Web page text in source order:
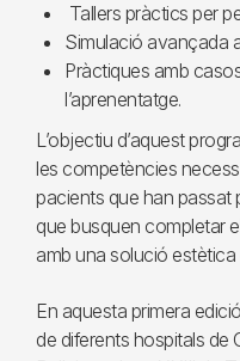
Tallers pràctics per
Simulació avançada
Pràctiques amb
l’aprenentatge.
L’objectiu d’aquest
les competències
pacients que han passat
que busquen completar
amb una solució estètica
En aquesta primera
de diferents hospitals de